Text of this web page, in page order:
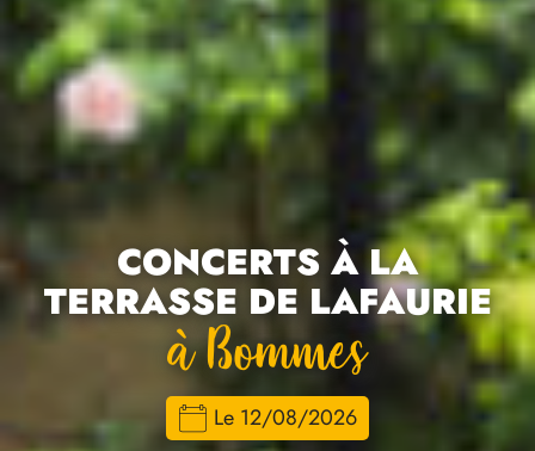
CONCERTS À LA
TERRASSE DE LAFAURIE
À Bommes
Le 12/08/2026